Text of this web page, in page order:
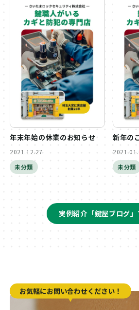
年末年始の休業のお知らせ
2021.12.27
未分類
新年の
未分類
実例紹介「鍵屋ブログ」
お気軽にお問い合わせください！